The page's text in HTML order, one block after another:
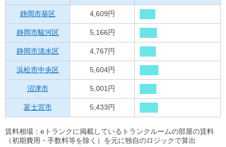
静岡市葵区 4,609円
静岡市駿河区 5,166円
静岡市清水区 4,767円
浜松市中央区 5,604円
沼津市 5,001円
富士宮市 5,433円
賃料相場：eトランクに掲載しているトランクルームの部屋の賃料
（初期費用・手数料等を除く）を元に独自のロジックで算出